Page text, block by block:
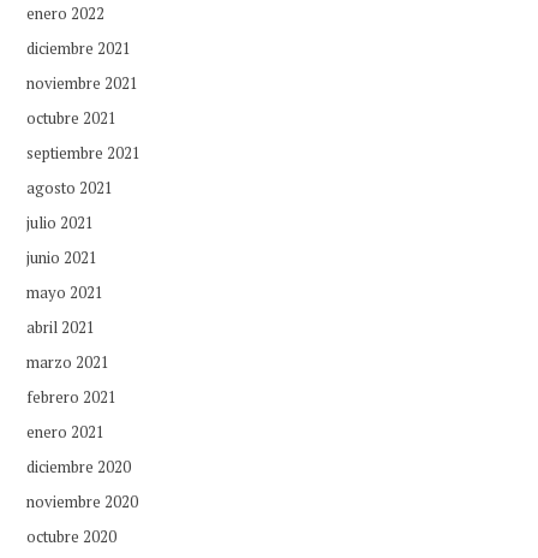
enero 2022
diciembre 2021
noviembre 2021
octubre 2021
septiembre 2021
agosto 2021
julio 2021
junio 2021
mayo 2021
abril 2021
marzo 2021
febrero 2021
enero 2021
diciembre 2020
noviembre 2020
octubre 2020